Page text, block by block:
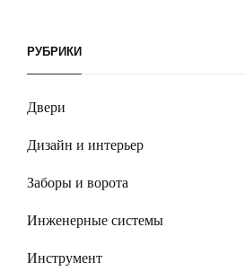
РУБРИКИ
Двери
Дизайн и интерьер
Заборы и ворота
Инженерные системы
Инструмент